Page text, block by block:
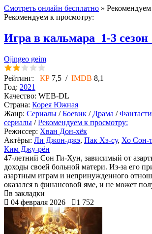
Смотреть онлайн бесплатно »
Рекомендуем к просмотру:
Игра в кальмара 1-3
Ojingeo geim
Рейтинг: КР 7,5 / IMDB 8,1
Год: 2021
Качество: WEB-DL
Страна: Корея Южная
Жанр: Сериалы /Боевик / Драма /
сериалы /Рекомендуем к просмотру:
Режиссер: Хван Дон-хёк
Актёры: Ли Джон-джэ, Пак Хэ-су, Хо Сон-
Ким Джу-рён
47-летний Сон Ги-Хун, зависимый от
доходы своей больной матери. Из-за его
азартным играм и непринужденного
оказался в финансовой яме, и не может
в закладки
04 февраля 2026
1 752